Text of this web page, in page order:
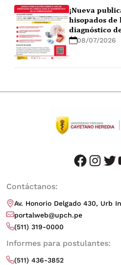
¡Nueva
hisopados de
diagnóstico
08/07/2026
facebook instagram twitter
Contáctanos:
Av. Honorio Delgado 430, Urb
portalweb@upch.pe
(511) 319-0000
Informes para postulantes:
(511) 436-3852